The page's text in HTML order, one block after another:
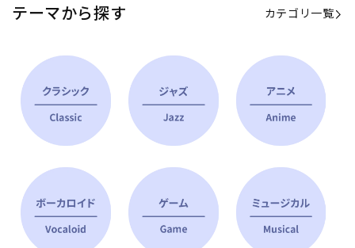
テーマから探す カテゴリ一覧